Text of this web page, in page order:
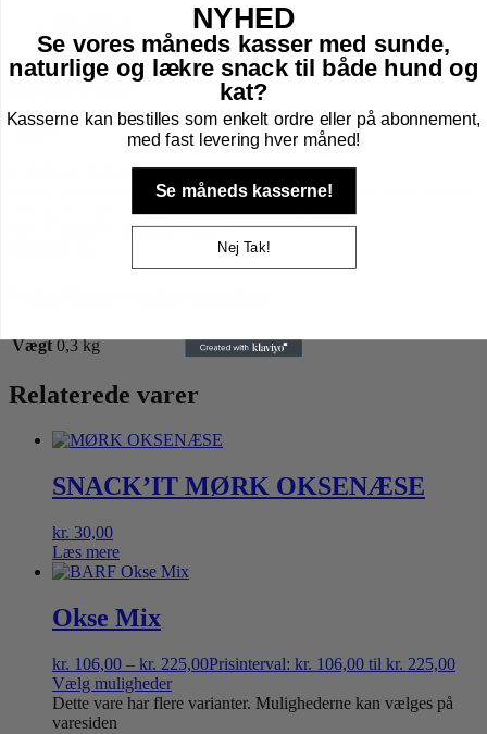
Yderligere information
Beskrivelse
Kan skabe mange gode lege stunder for din hund.
Mange hunde og hvalpe, føler en stor tryghed, når de har sin bamse
ved sig, fx. når de ligger i deres hundeseng.
Den er udstyret med piv i hoved.
Vægt 0,3 kg
Relaterede varer
SNACK’IT MØRK OKSENÆSE
kr. 30,00
Læs mere
Okse Mix
kr. 106,00 – kr. 225,00Prisinterval: kr. 106,00 til kr. 225,00
Vælg muligheder
Dette vare har flere varianter. Mulighederne kan vælges på
varesiden
NYHED
Se vores måneds kasser med sunde,
naturlige og lækre snack til både hund og
kat?
Kasserne kan bestilles som enkelt ordre eller på abonnement,
med fast levering hver måned!
Se måneds kasserne!
Nej Tak!